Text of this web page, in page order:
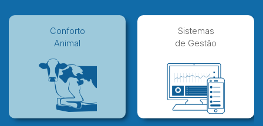
Conforto
Animal
Sistemas
de Gestão